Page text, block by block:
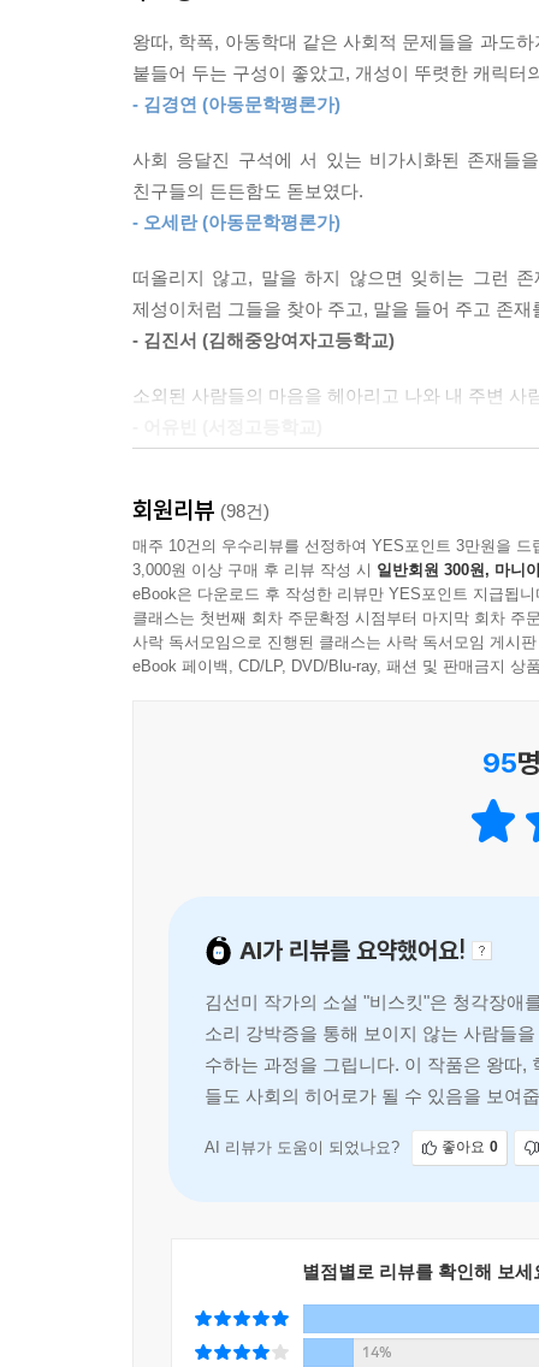
찰이 안으로 들어갔다. 남자는 현관문 옆에 어정
그런데 정말 어디에서 본 듯했다. 땀으로 젖은 남
턱의 흉터를 어딘가에서 본 적이 있는데. 어디였
“이 집에 다른 출입구는 없습니까?”
“어, 없는데요.”
남자가 손사래까지 치며 부인했다.
집 안을 둘러본 경찰이 조사를 마무리하려고 하자
“잠시만요. 아이는요?”
“잘못 들으신 것 같네요. 이 집에 아이는 없습니다.”
--- p.124~125
런 생각 탓에 조제는 비스킷을 위해 기꺼이 위험
데. 도와줘도 사라질지 모르는데. 왜 애써 힘들게
나는 동동거리는 효진이와 등 돌린 조제의 마음
우리와 다르지 않다는 걸 알리기 위해 굳이 덧붙여
“비스킷은 마음의 한 부분이 계속 짓밟혀서 존재
고 싶은 것뿐이야.”
영상이 공개된 이후 아직까지 비스킷이라는 존
작했다. 눈으로 보았어도 믿을 수 없는 존재. 보
잃고 만다. 그렇게 스스로 고립을 택하고 자신을
무리 강한 사람이라도 모습이 희미하게 깜빡거린
있는 누군가다.
누구나 비스킷이 될 수 있다. 또한 누구나 비스킷
히 회복할 수 있다. 그걸로 반은 성공한 거다.
--- p.217~218
누구나 비스킷이 될 수 있지만, 누구도 비스킷이
있는 존재다. 사람들은 강한 존재가 히어로가 된
『비스킷』은 제성이라는 소년의 특별한 성장
응원이다.
100% 독자의 선택으로 대상을 결정하다!
『비스킷』은 청소년 심사위원 80%의 압도적
위즈덤하우스 판타지문학상은 예심을 거쳐 본심
이 과정에 모두 진지한 태도로 임해 주어 심사위
왕따, 학폭, 아동학대 같은 사회적 문제들을 과도
붙들어 두는 구성이 좋았고, 개성이 뚜렷한 캐릭
- 김경연 (아동문학평론가)
사회 응달진 구석에 서 있는 비가시화된 존재들
친구들의 든든함도 돋보였다.
- 오세란 (아동문학평론가)
떠올리지 않고, 말을 하지 않으면 잊히는 그런
제성이처럼 그들을 찾아 주고, 말을 들어 주고 존
- 김진서 (김해중앙여자고등학교)
소외된 사람들의 마음을 헤아리고 나와 내 주변
되어서 시간 가는 줄 모르고 계속 읽었던 것 같다.
- 양정원 (부천남중학교)
희미해져 버린 사람들에게 반짝임을 선사하는 작품.
- 이영채 (개원중학교)
언제 자신의 존재감이 희미해질지 모르는 현대사
회원리뷰 (98건)
매주 10건의 우수리뷰를 선정하여 YES포인트 3만원을 드
3,000원 이상 구매 후 리뷰 작성 시 일반회원 300원, 마니
eBook은 다운로드 후 작성한 리뷰만 YES포인트 지급됩니
클래스는 첫번째 회차 주문확정 시점부터 마지막 회차 주
사락 독서모임으로 진행된 클래스는 사락 독서모임 게시
eBook 페이백, CD/LP, DVD/Blu-ray, 패션 및 판매금지 상
95
AI가 리뷰를 요약했어요!
김선미 작가의 소설 "비스킷"은 청각장애
소리 강박증을 통해 보이지 않는 사람들
수하는 과정을 그립니다. 이 작품은 왕따,
들도 사회의 히어로가 될 수 있음을 보여
AI 리뷰가 도움이 되었나요? 좋아요 0
별점별로 리뷰를 확인해 보세
14%